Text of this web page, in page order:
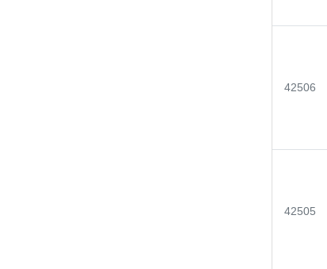
번호
42506
번호
42505